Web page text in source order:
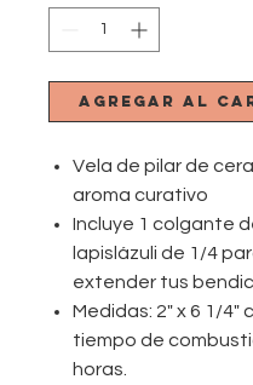
Agregar al
Vela de pilar de
aroma curativo
Incluye 1 colgante
lapislázuli de 1/4
extender tus
Medidas: 2" x 6 1/4"
tiempo de
horas.